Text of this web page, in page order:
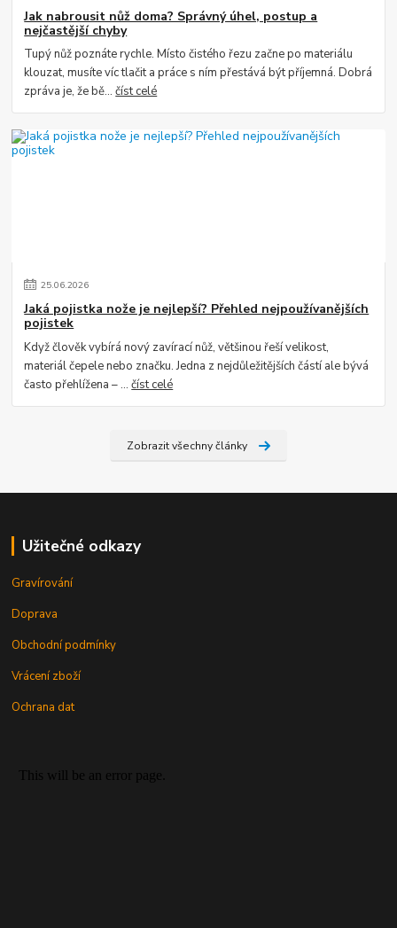
Jak nabrousit nůž doma? Správný úhel, postup a
nejčastější chyby
Tupý nůž poznáte rychle. Místo čistého řezu začne po materiálu
klouzat, musíte víc tlačit a práce s ním přestává být příjemná. Dobrá
zpráva je, že bě...číst celé
25.06.2026
Jaká pojistka nože je nejlepší? Přehled nejpoužívanějších
pojistek
Když člověk vybírá nový zavírací nůž, většinou řeší velikost,
materiál čepele nebo značku. Jedna z nejdůležitějších částí ale bývá
často přehlížena – ...číst celé
Zobrazit všechny články
Užitečné odkazy
Gravírování
Doprava
Obchodní podmínky
Vrácení zboží
Ochrana dat